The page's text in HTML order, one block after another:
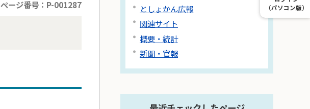
ページ番号：P-001287
としょかん広報
関連サイト
概要・統計
新聞・官報
（パソコン版）